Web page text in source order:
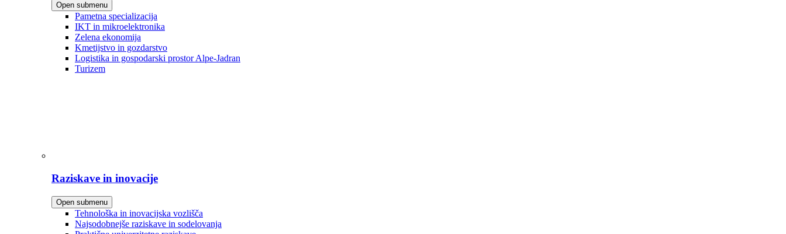
Open submenu
Pametna specializacija
IKT in mikroelektronika
Zelena ekonomija
Kmetijstvo in gozdarstvo
Logistika in gospodarski prostor Alpe-Jadran
Turizem
Raziskave in inovacije
Open submenu
Tehnološka in inovacijska vozlišča
Najsodobnejše raziskave in sodelovanja